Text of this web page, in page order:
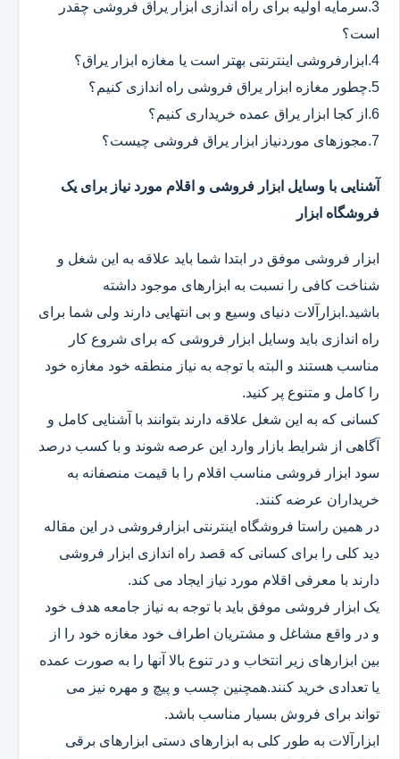
3.سرمایه اولیه برای راه اندازی ابزار یراق فروشی چقدر
است؟
4.ابزارفروشی اینترنتی بهتر است یا مغازه ابزار یراق؟
5.چطور مغازه ابزار یراق فروشی راه اندازی کنیم؟
6.از کجا ابزار یراق عمده خریداری کنیم؟
7.مجوزهای موردنیاز ابزار یراق فروشی چیست؟
آشنایی با وسایل ابزار فروشی و اقلام مورد نیاز برای یک
فروشگاه ابزار
ابزار فروشی موفق در ابتدا شما باید علاقه به این شغل و
شناخت کافی را نسبت به ابزارهای موجود داشته
باشید.ابزارآلات دنیای وسیع و بی انتهایی دارند ولی شما برای
راه اندازی باید وسایل ابزار فروشی که برای شروع کار
مناسب هستند و البته با توجه به نیاز منطقه خود مغازه خود
را کامل و متنوع پر کنید.
کسانی که به این شغل علاقه دارند بتوانند با آشنایی کامل و
آگاهی از شرایط بازار وارد این عرصه شوند و با کسب درصد
سود ابزار فروشی مناسب اقلام را با قیمت منصفانه به
خریداران عرضه کنند.
در همین راستا فروشگاه اینترنتی ابزارفروشی در این مقاله
دید کلی را برای کسانی که قصد راه اندازی ابزار فروشی
دارند با معرفی اقلام مورد نیاز ایجاد می کند.
یک ابزار فروشی موفق باید با توجه به نیاز جامعه هدف خود
و در واقع مشاغل و مشتریان اطراف خود مغازه خود را از
بین ابزارهای زیر انتخاب و در تنوع بالا آنها را به صورت عمده
یا تعدادی خرید کنند.همچنین چسب و پیچ و مهره نیز می
تواند برای فروش بسیار مناسب باشد.
ابزارآلات به طور کلی به ابزارهای دستی ابزارهای برقی